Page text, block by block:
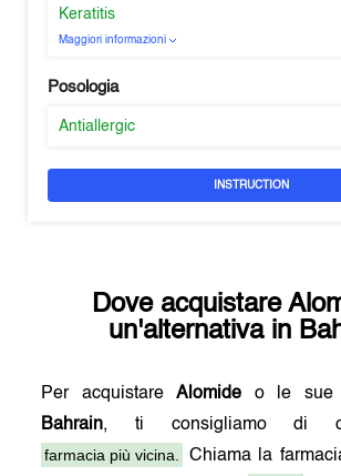
Keratitis
Maggiori informazioni
Posologia
Antiallergic
INSTRUCTION
Dove acquistare
un'alternativa in
Per acquistareAlomide o le sue
Bahrain, ti consigliamo di
farmacia più vicina.
Chiama la